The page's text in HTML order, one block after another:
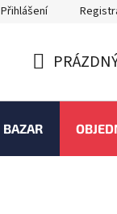
Přihlášení
KOŠÍK
BAZAR